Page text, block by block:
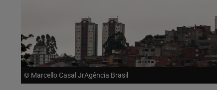
© Marcello Casal JrAgência Brasil